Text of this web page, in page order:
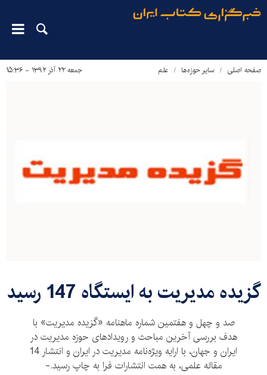
صفحه اصلی سایر حوزه‌ها علم جمعه ۲۲ آذر ۱۳۹۲ - ۱۵:۳۶
گزیده مدیریت به ایستگاه 147 رسید
صد و چهل و هفتمین شماره ماهنامه «گزیده مدیریت» با
هدف بررسی آخرین مباحث و رویدادهای حوزه مدیریت در
ایران و جهان، با ارایه ویژه‌نامه مدیریت در ایران و انتشار 14
مقاله علمی، به همت انتشارات فرا به چاپ رسید.-